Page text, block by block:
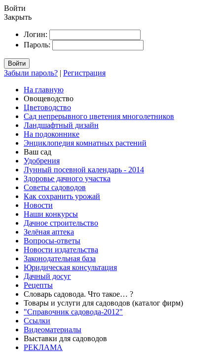
Войти
Закрыть
Логин:
Пароль:
Войти
Забыли пароль? | Регистрация
На главную
Овощеводство
Цветоводство
Сад непрерывного цветения многолетников
Ландшафтный дизайн
На подоконнике
Энциклопедия комнатных растений
Ваш сад
Удобрения
Лунный посевной календарь - 2014
Здоровье дачного участка
Советы садоводов
Как сохранить урожай
Новости
Наши конкурсы
Дачное строительство
Зелёная аптека
Вопросы-ответы
Новости издательства
Законодательная база
Юридическая консультация
Дачный досуг
Рецепты
Словарь садовода. Что такое… ?
Товары и услуги для садоводов (каталог фирм)
"Справочник садовода-2012"
Ссылки
Видеоматериалы
Выставки для садоводов
РЕКЛАМА